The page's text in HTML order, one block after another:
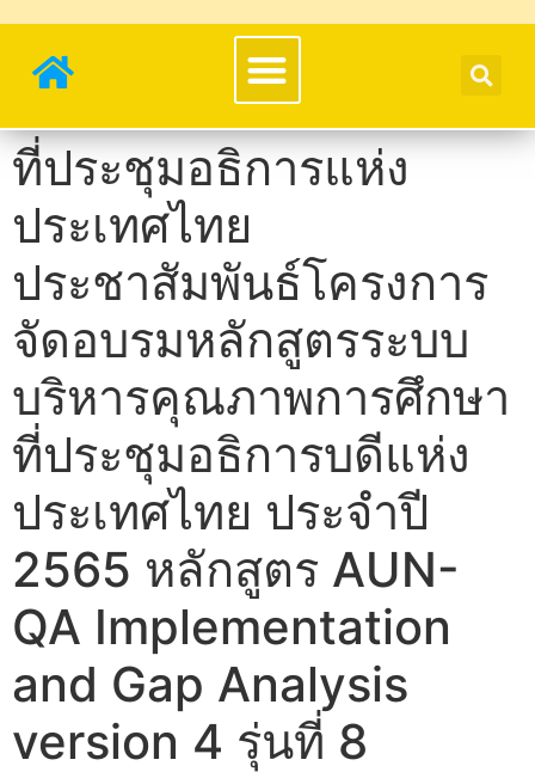
ที่ประชุมอธิการแห่ง
ประเทศไทย
ประชาสัมพันธ์โครงการ
จัดอบรมหลักสูตรระบบ
บริหารคุณภาพการศึกษา
ที่ประชุมอธิการบดีแห่ง
ประเทศไทย ประจำปี
2565 หลักสูตร AUN-
QA Implementation
and Gap Analysis
version 4 รุ่นที่ 8